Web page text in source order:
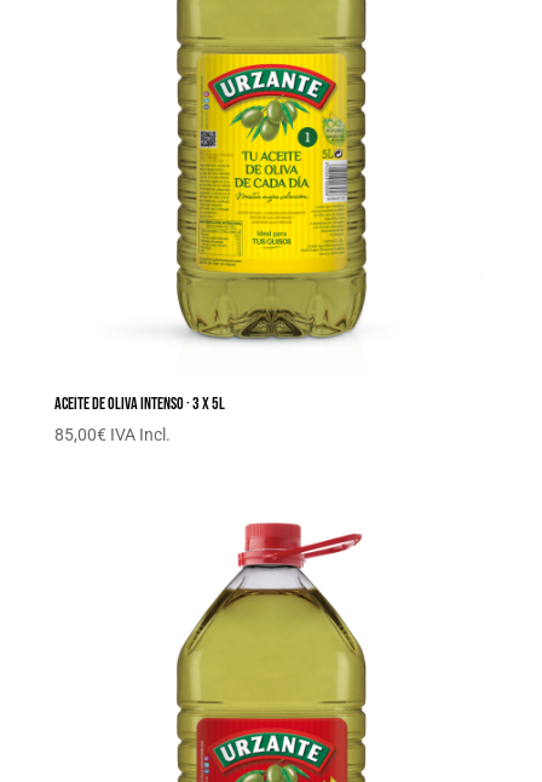
Aceite de oliva intenso · 3 x 5L
85,00€ IVA Incl.